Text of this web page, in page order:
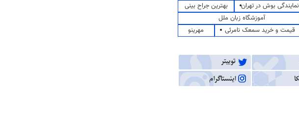
نمایندگی بوش در تهران
بهترین جراح بینی
آموزشگاه زبان ملل
قیمت و خرید سمعک نامرئی
مهرینو